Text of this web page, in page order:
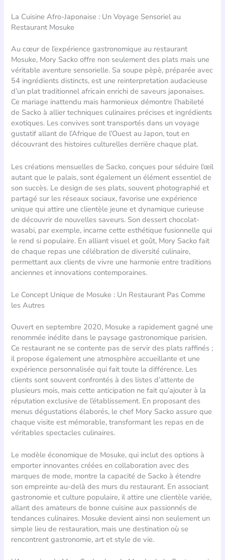
La Cuisine Afro-Japonaise : Un Voyage Sensoriel au
Restaurant Mosuke
Au cœur de l’expérience gastronomique au restaurant
Mosuke, Mory Sacko offre non seulement des plats mais une
véritable aventure sensorielle. Sa soupe pèpè, préparée avec
54 ingrédients distincts, est une reinterpretation audacieuse
d’un plat traditionnel africain enrichi de saveurs japonaises.
Ce mariage inattendu mais harmonieux démontre l’habileté
de Sacko à allier techniques culinaires précises et ingrédients
exotiques. Les convives sont transportés dans un voyage
gustatif allant de l’Afrique de l’Ouest au Japon, tout en
découvrant des histoires culturelles derrière chaque plat.
Les créations mensuelles de Sacko, conçues pour séduire l’œil
autant que le palais, sont également un élément essentiel de
son succès. Le design de ses plats, souvent photographié et
partagé sur les réseaux sociaux, favorise une expérience
unique qui attire une clientèle jeune et dynamique curieuse
de découvrir de nouvelles saveurs. Son dessert chocolat-
wasabi, par exemple, incarne cette esthétique fusionnelle qui
le rend si populaire. En alliant visuel et goût, Mory Sacko fait
de chaque repas une célébration de diversité culinaire,
permettant aux clients de vivre une harmonie entre traditions
anciennes et innovations contemporaines.
Le Concept Unique de Mosuke : Un Restaurant Pas Comme
les Autres
Ouvert en septembre 2020, Mosuke a rapidement gagné une
renommée inédite dans le paysage gastronomique parisien.
Ce restaurant ne se contente pas de servir des plats raffinés ;
il propose également une atmosphère accueillante et une
expérience personnalisée qui fait toute la différence. Les
clients sont souvent confrontés à des listes d’attente de
plusieurs mois, mais cette anticipation ne fait qu’ajouter à la
réputation exclusive de l’établissement. En proposant des
menus dégustations élaborés, le chef Mory Sacko assure que
chaque visite est mémorable, transformant les repas en de
véritables spectacles culinaires.
Le modèle économique de Mosuke, qui inclut des options à
emporter innovantes créées en collaboration avec des
marques de mode, montre la capacité de Sacko à étendre
son empreinte au-delà des murs du restaurant. En associant
gastronomie et culture populaire, il attire une clientèle variée,
allant des amateurs de bonne cuisine aux passionnés de
tendances culinaires. Mosuke devient ainsi non seulement un
simple lieu de restauration, mais une destination où se
rencontrent gastronomie, art et style de vie.